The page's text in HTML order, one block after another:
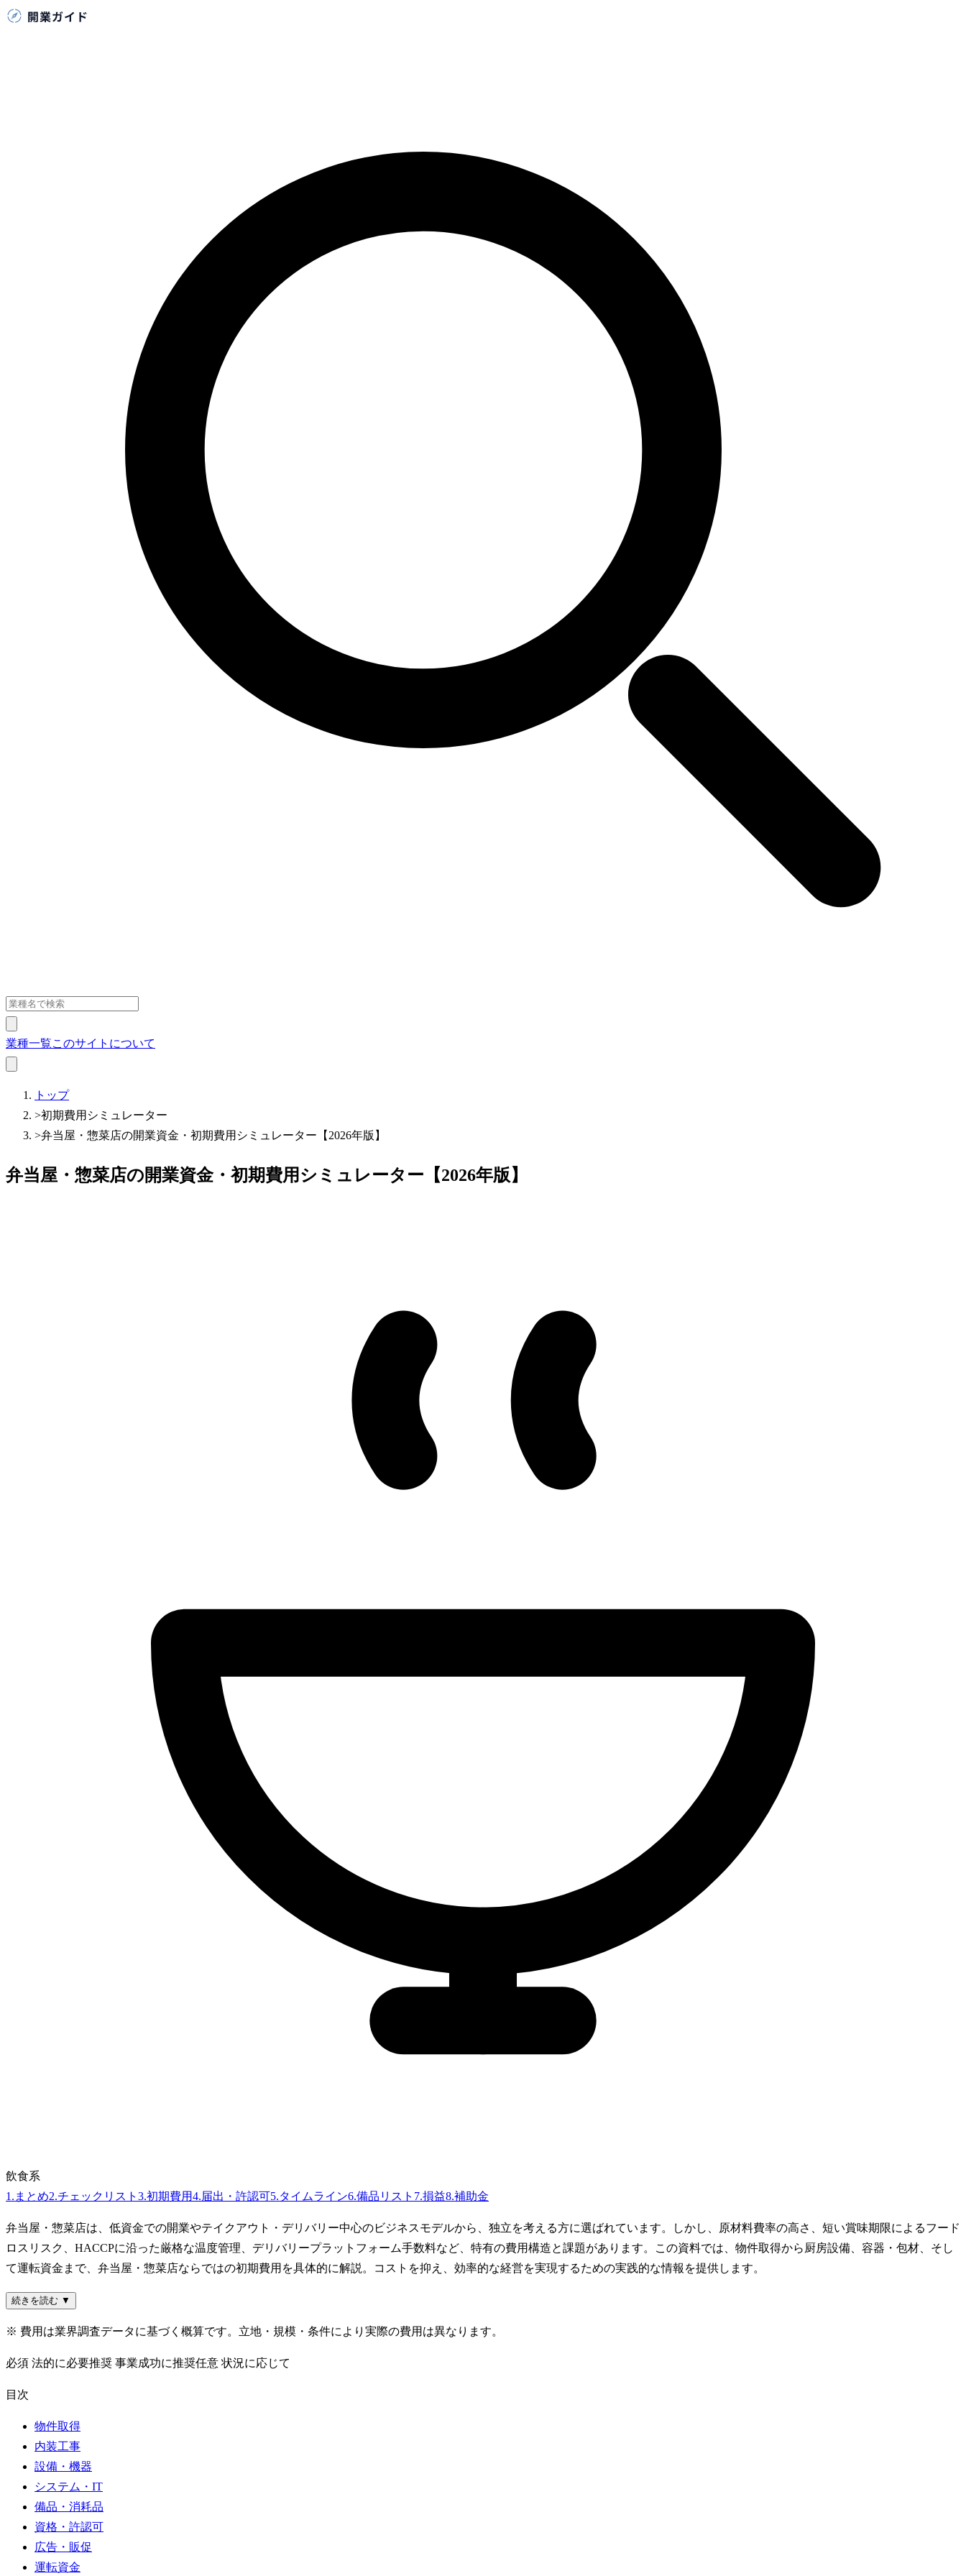
業種一覧このサイトについて
トップ
>初期費用シミュレーター
>弁当屋・惣菜店の開業資金・初期費用シミュレーター【2026年版】
弁当屋・惣菜店の開業資金・初期費用シミュレーター【2026年版】
飲食系
1 . まとめ2.チェックリスト 3.初期費用4.届出・許認可5.タイムライン6.備品リスト 7.損益8.補助金
弁当屋・惣菜店は、低資金での開業やテイクアウト・デリバリー中心のビジネスモデルから、独立を考える方に選ばれています。しかし、原材料費率の高さ、短い賞味期限によるフード
ロスリスク、HACCPに沿った厳格な温度管理、デリバリープラットフォーム手数料など、特有の費用構造と課題があります。この資料では、物件取得から厨房設備、容器・包材、そし
て運転資金まで、弁当屋・惣菜店ならではの初期費用を具体的に解説。コストを抑え、効率的な経営を実現するための実践的な情報を提供します。
続きを読む ▼
※ 費用は業界調査データに基づく概算です。立地・規模・条件により実際の費用は異なります。
必須 法的に必要推奨 事業成功に推奨任意 状況に応じて
目次
物件取得
内装工事
設備・機器
システム・IT
備品・消耗品
資格・許認可
広告・販促
運転資金